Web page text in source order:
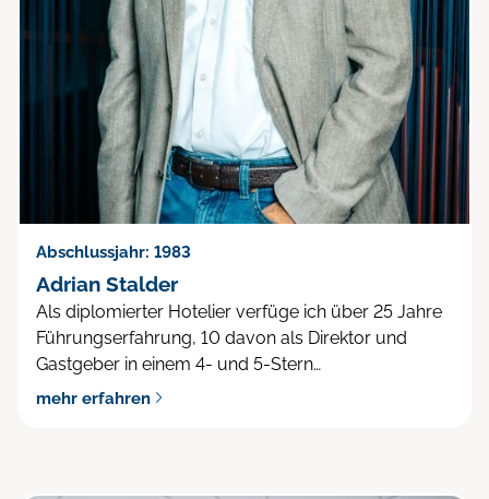
Abschlussjahr: 1983
Adrian Stalder
Als diplomierter Hotelier verfüge ich über 25 Jahre
Führungserfahrung, 10 davon als Direktor und
Gastgeber in einem 4- und 5-Stern…
mehr erfahren